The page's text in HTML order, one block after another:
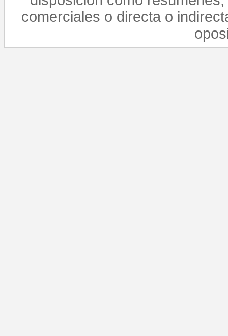
comerciales o directa o